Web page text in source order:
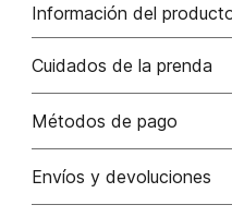
Información del
C14-nostalgia floral algodón
Cuidados de la prenda
No dejar en remojo /lavar
No usar lejia
Métodos de pago
Tarjetas de crédito: Visa,
Envíos y devoluciones